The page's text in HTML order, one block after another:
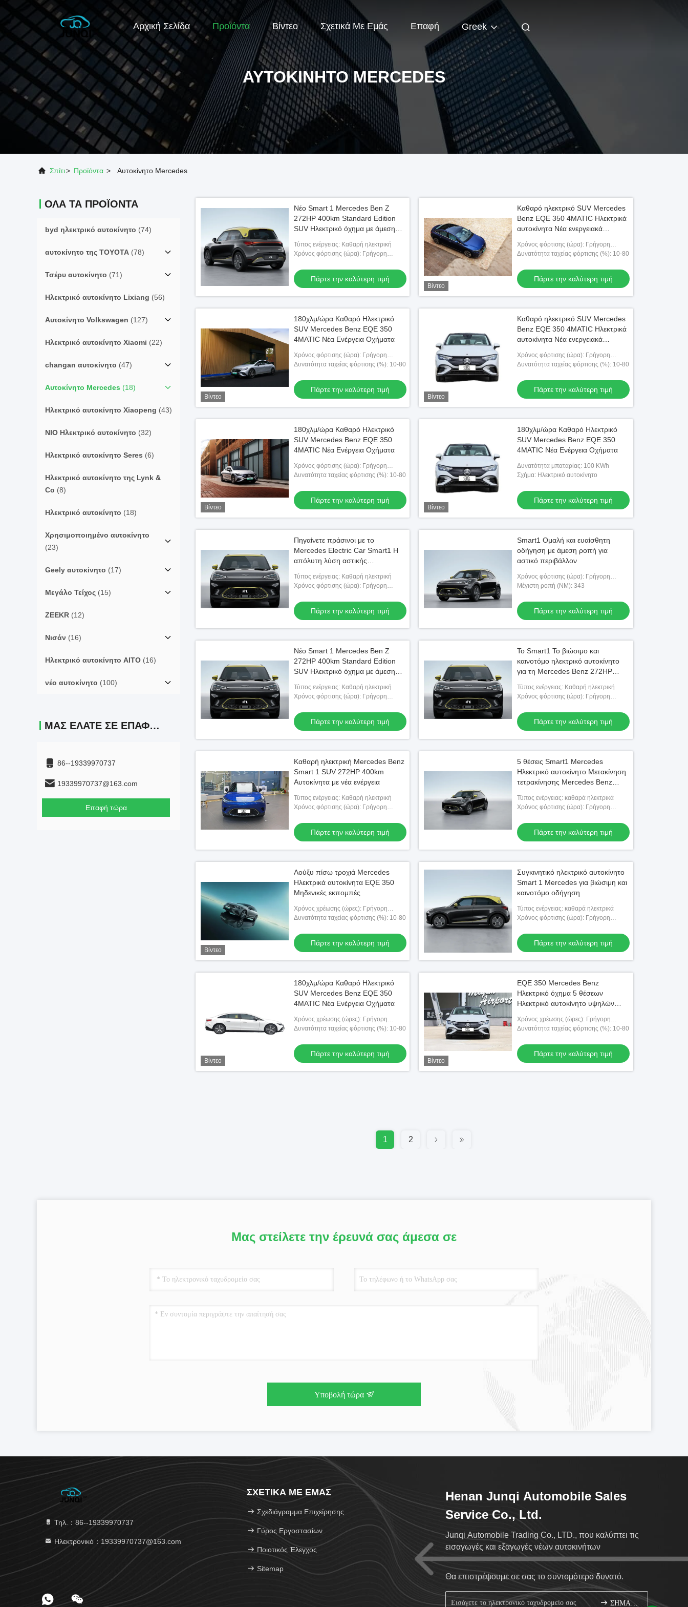
Αρχική Σελίδα Προϊόντα Βίντεο Σχετικά Με Εμάς Επαφή Greek
ΑΥΤΟΚΊΝΗΤΟ MERCEDES
Σπίτι> Προϊόντα > Αυτοκίνητο Mercedes
ΌΛΑ ΤΑ ΠΡΟΪΌΝΤΑ
byd ηλεκτρικό αυτοκίνητο (74)
αυτοκίνητο της TOYOTA (78)
Τσέρυ αυτοκίνητο (71)
Ηλεκτρικό αυτοκίνητο Lixiang (56)
Αυτοκίνητο Volkswagen (127)
Ηλεκτρικό αυτοκίνητο Xiaomi (22)
changan αυτοκίνητο (47)
Αυτοκίνητο Mercedes (18)
Ηλεκτρικό αυτοκίνητο Xiaopeng (43)
NIO Ηλεκτρικό αυτοκίνητο (32)
Ηλεκτρικό αυτοκίνητο Seres (6)
Ηλεκτρικό αυτοκίνητο της Lynk &
Co (8)
Ηλεκτρικό αυτοκίνητο (18)
Χρησιμοποιημένο αυτοκίνητο
(23)
Geely αυτοκίνητο (17)
Μεγάλο Τείχος (15)
ZEEKR (12)
Νισάν (16)
Ηλεκτρικό αυτοκίνητο AITO (16)
νέο αυτοκίνητο (100)
ΜΑΣ ΕΛΆΤΕ ΣΕ ΕΠΑΦΉ ΜΕ
86--19339970737
19339970737@163.com
Επαφή τώρα
Νέο Smart 1 Mercedes Ben Z
272HP 400km Standard Edition
SUV Ηλεκτρικό όχημα με άμεση
Τύπος ενέργειας: Καθαρή ηλεκτρική
Χρόνος φόρτισης (ώρα): Γρήγορη
ώρες
Πάρτε την καλύτερη τιμή
Βίντεο
Καθαρό ηλεκτρικό SUV Mercedes
Benz EQE 350 4MATIC Ηλεκτρικά
αυτοκίνητα Νέα ενεργειακά
Χρόνος φόρτισης (ώρα): Γρήγορη
φόρτιση 0,8 ώρες αργή φόρτιση 13 ώρες
Δυνατότητα ταχείας φόρτισης (%): 10-80
Πάρτε την καλύτερη τιμή
Βίντεο
180χλμ/ώρα Καθαρό Ηλεκτρικό
SUV Mercedes Benz EQE 350
4MATIC Νέα Ενέργεια Οχήματα
Χρόνος φόρτισης (ώρα): Γρήγορη
φόρτιση 0,8 ώρες αργή φόρτιση 13 ώρες
Δυνατότητα ταχείας φόρτισης (%): 10-80
Πάρτε την καλύτερη τιμή
Βίντεο
Καθαρό ηλεκτρικό SUV Mercedes
Benz EQE 350 4MATIC Ηλεκτρικά
αυτοκίνητα Νέα ενεργειακά
Χρόνος φόρτισης (ώρα): Γρήγορη
φόρτιση 0,8 ώρες αργή φόρτιση 13 ώρες
Δυνατότητα ταχείας φόρτισης (%): 10-80
Πάρτε την καλύτερη τιμή
Βίντεο
180χλμ/ώρα Καθαρό Ηλεκτρικό
SUV Mercedes Benz EQE 350
4MATIC Νέα Ενέργεια Οχήματα
Χρόνος φόρτισης (ώρα): Γρήγορη
φόρτιση 0,8 ώρες αργή φόρτιση 13 ώρες
Δυνατότητα ταχείας φόρτισης (%): 10-80
Πάρτε την καλύτερη τιμή
Βίντεο
180χλμ/ώρα Καθαρό Ηλεκτρικό
SUV Mercedes Benz EQE 350
4MATIC Νέα Ενέργεια Οχήματα
Δυνατότητα μπαταρίας: 100 KWh
Σχήμα: Ηλεκτρικό αυτοκίνητο
Πάρτε την καλύτερη τιμή
Πηγαίνετε πράσινοι με το
Mercedes Electric Car Smart1 Η
απόλυτη λύση αστικής
Τύπος ενέργειας: Καθαρή ηλεκτρική
Χρόνος φόρτισης (ώρα): Γρήγορη
ώρες
Πάρτε την καλύτερη τιμή
Smart1 Ομαλή και ευαίσθητη
οδήγηση με άμεση ροπή για
αστικό περιβάλλον
Χρόνος φόρτισης (ώρα): Γρήγορη
φόρτιση 0,5 ώρες αργή φόρτιση 7,5
Μέγιστη ροπή (NM): 343
Πάρτε την καλύτερη τιμή
Νέο Smart 1 Mercedes Ben Z
272HP 400km Standard Edition
SUV Ηλεκτρικό όχημα με άμεση
Τύπος ενέργειας: Καθαρή ηλεκτρική
Χρόνος φόρτισης (ώρα): Γρήγορη
ώρες
Πάρτε την καλύτερη τιμή
Το Smart1 Το βιώσιμο και
καινοτόμο ηλεκτρικό αυτοκίνητο
για τη Mercedes Benz 272HP
Τύπος ενέργειας: Καθαρή ηλεκτρική
Χρόνος φόρτισης (ώρα): Γρήγορη
ώρες
Πάρτε την καλύτερη τιμή
Καθαρή ηλεκτρική Mercedes Benz
Smart 1 SUV 272HP 400km
Αυτοκίνητα με νέα ενέργεια
Τύπος ενέργειας: Καθαρή ηλεκτρική
Χρόνος φόρτισης (ώρα): Γρήγορη
ώρες
Πάρτε την καλύτερη τιμή
5 θέσεις Smart1 Mercedes
Ηλεκτρικό αυτοκίνητο Μετακίνηση
τετρακίνησης Mercedes Benz
Τύπος ενέργειας: καθαρά ηλεκτρικά
Χρόνος φόρτισης (ώρα): Γρήγορη
ώρες
Πάρτε την καλύτερη τιμή
Βίντεο
Λούξυ πίσω τροχιά Mercedes
Ηλεκτρικά αυτοκίνητα EQE 350
Μηδενικές εκπομπές
Χρόνος χρέωσης (ώρες): Γρήγορη
φόρτιση 0,8 ώρες αργή φόρτιση 13 ώρες
Δυνατότητα ταχείας φόρτισης (%): 10-80
Πάρτε την καλύτερη τιμή
Συγκινητικό ηλεκτρικό αυτοκίνητο
Smart 1 Mercedes για βιώσιμη και
καινοτόμο οδήγηση
Τύπος ενέργειας: καθαρά ηλεκτρικά
Χρόνος φόρτισης (ώρα): Γρήγορη
ώρες
Πάρτε την καλύτερη τιμή
Βίντεο
180χλμ/ώρα Καθαρό Ηλεκτρικό
SUV Mercedes Benz EQE 350
4MATIC Νέα Ενέργεια Οχήματα
Χρόνος χρέωσης (ώρες): Γρήγορη
φόρτιση 0,8 ώρες αργή φόρτιση 13 ώρες
Δυνατότητα ταχείας φόρτισης (%): 10-80
Πάρτε την καλύτερη τιμή
Βίντεο
EQE 350 Mercedes Benz
Ηλεκτρικό όχημα 5 θέσεων
Ηλεκτρικό αυτοκίνητο υψηλών
Χρόνος χρέωσης (ώρες): Γρήγορη
φόρτιση 0,8 ώρες αργή φόρτιση 13 ώρες
Δυνατότητα ταχείας φόρτισης (%): 10-80
Πάρτε την καλύτερη τιμή
1 2
Μας στείλετε την έρευνά σας άμεσα σε
Υποβολή τώρα
Τηλ.：86--19339970737
Ηλεκτρονικό：19339970737@163.com
ΣΧΕΤΙΚΆ ΜΕ ΕΜΆΣ
Σχεδιάγραμμα Επιχείρησης
Γύρος Εργοστασίων
Ποιοτικός Έλεγχος
Sitemap
Henan Junqi Automobile Sales
Service Co., Ltd.
Junqi Automobile Trading Co., LTD., που καλύπτει τις
εισαγωγές και εξαγωγές νέων αυτοκινήτων
Θα επιστρέψουμε σε σας το συντομότερο δυνατό.
ΣΗΜΑΔΙ ΕΠΑΝΩ